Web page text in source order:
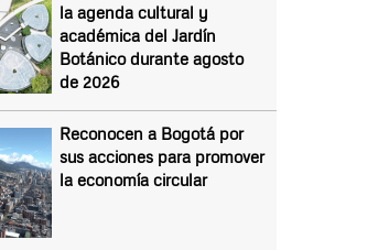
la agenda cultural y
académica del Jardín
Botánico durante agosto
de 2026
Reconocen a Bogotá por
sus acciones para promover
la economía circular